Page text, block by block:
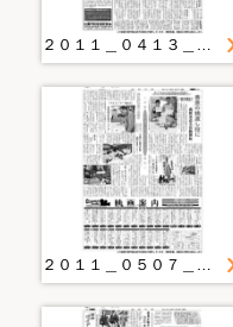
２０１１＿０４１３＿１９＿新学期まで「寺子屋」 陸前高田２地区
２０１１＿０５０７＿２０＿共に歩む思いを絵に イラストレーター・黒田さん 本県訪れ決意の「ライブ」